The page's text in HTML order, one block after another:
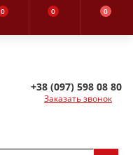
0 0 0
+38 (097) 598 08 80
Заказать звонок